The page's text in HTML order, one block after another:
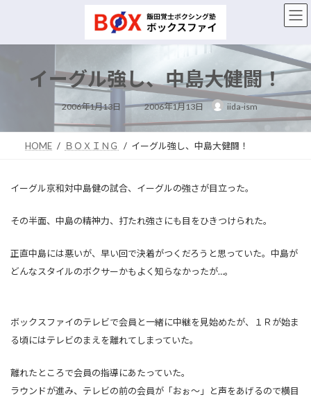
ン
プ
ー
動
イーグル強し、中島大健闘！
2006年1月13日
最
終
新
日
時
2006年1月13日 iida-ism
HOME ＢＯＸＩＮＧ イーグル強し、中島大健闘！
イーグル京和対中島健の試合、イーグルの強さが目立った。
その半面、中島の精神力、打たれ強さにも目をひきつけられた。
正直中島には悪いが、早い回で決着がつくだろうと思っていた。中島が
どんなスタイルのボクサーかもよく知らなかったが…。
ボックスファイのテレビで会員と一緒に中継を見始めたが、１Ｒが始ま
る頃にはテレビのまえを離れてしまっていた。
離れたところで会員の指導にあたっていた。
ラウンドが進み、テレビの前の会員が「おぉ～」と声をあげるので横目